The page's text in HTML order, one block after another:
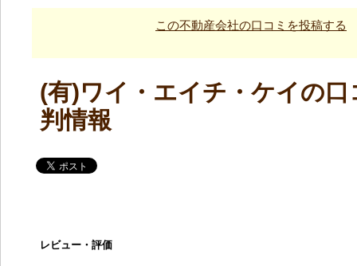
この不動産会社の口コミを投稿する
(有)ワイ・エイチ・ケイの口
判情報
レビュー・評価